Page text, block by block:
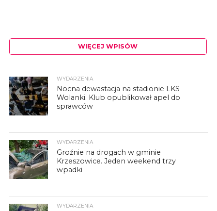
WIĘCEJ WPISÓW
WYDARZENIA
Nocna dewastacja na stadionie LKS
Wolanki. Klub opublikował apel do
sprawców
WYDARZENIA
Groźnie na drogach w gminie
Krzeszowice. Jeden weekend trzy
wpadki
WYDARZENIA